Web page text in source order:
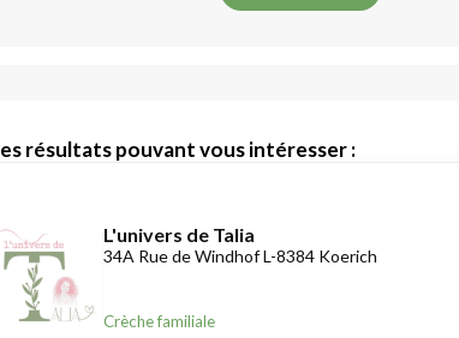
résultats pouvant vous intéresser :
L'univers de Talia
34A Rue de Windhof L-8384 Koerich
Crèche familiale